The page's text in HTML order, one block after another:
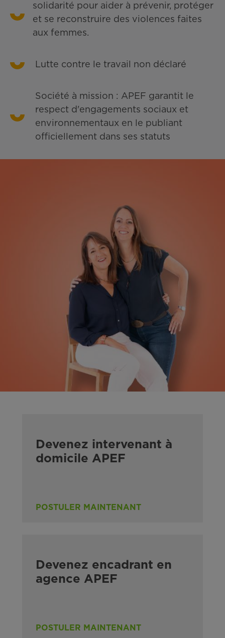
solidarité pour aider à prévenir, protéger
et se reconstruire des violences faites
aux femmes.
Lutte contre le travail non déclaré
Société à mission : APEF garantit le
respect d'engagements sociaux et
environnementaux en le publiant
officiellement dans ses statuts
Devenez intervenant à
domicile APEF
POSTULER MAINTENANT
Devenez encadrant en
agence APEF
POSTULER MAINTENANT